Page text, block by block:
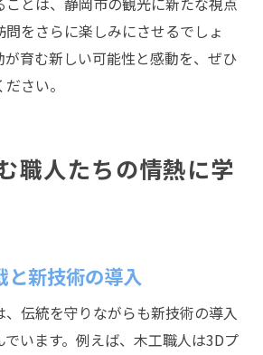
をさらに楽しみにさせるでしょ
が育む新しい可能性と感動を、ぜひ
さい。
職人たちの情熱に学
と新技術の導入
伝統を守りながらも新技術の導入
います。例えば、木工職人は3Dプ